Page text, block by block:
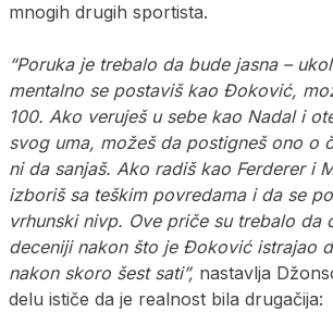
mnogih drugih sportista.
“Poruka je trebalo da bude jasna –
mentalno se postaviš kao Đoković,
100. Ako veruješ u sebe kao Nadal i
svog uma, možeš da postigneš ono o
ni da sanjaš. Ako radiš kao Ferderer i
izboriš sa teškim povredama i da se
vrhunski nivp. Ove priče su trebalo da
deceniji nakon što je Đoković istrajao
nakon skoro šest sati”, nastavlja
delu ističe da je realnost bila drugačija: